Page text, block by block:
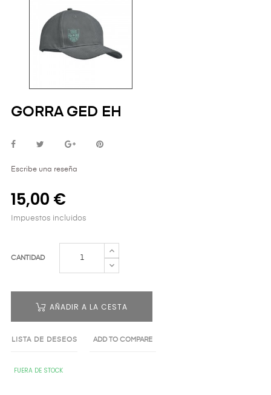
GORRA GED EH
Escribe una reseña
15,00 €
Impuestos incluidos
CANTIDAD
AÑADIR A LA CESTA
LISTA DE DESEOS ADD TO COMPARE
FUERA DE STOCK